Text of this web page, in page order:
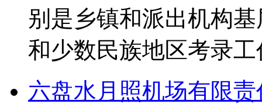
别是乡镇和派出机构
和少数民族地区考录
六盘水月照机场有限